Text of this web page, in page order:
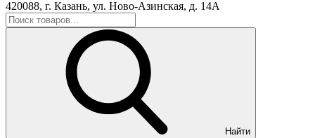
420088, г. Казань, ул. Ново-Азинская, д. 14А
Найти